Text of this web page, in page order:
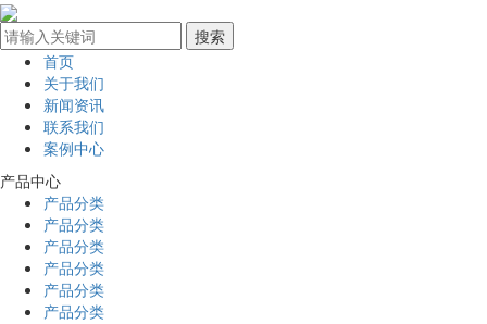
首页
关于我们
新闻资讯
联系我们
案例中心
产品中心
产品分类
产品分类
产品分类
产品分类
产品分类
产品分类